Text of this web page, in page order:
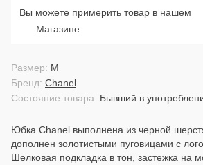
Вы можете примерить товар в нашем
Магазине
Состояние товара: Бывший в
Бренд: Chanel
Размер: M
Юбка Chanel выполнена из черной
дополнен золотистыми пуговицами с
Шелковая подкладка в тон, застежка на